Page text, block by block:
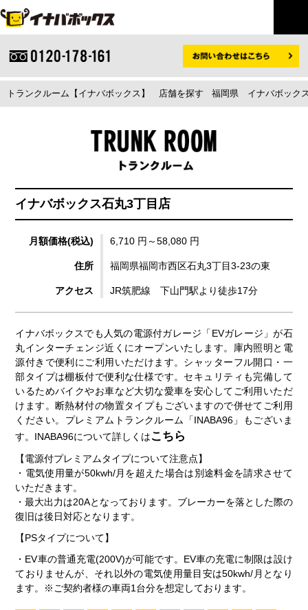
トランクルーム【イナバボックス】 店舗を探す 福岡県 イナバボック
イナバボックス石丸3丁目店
月額価格(税込) 6,710 円～58,080 円
住所 福岡県福岡市西区石丸3丁目3-23の東
アクセス JR筑肥線 下山門駅より徒歩17分
イナバボックスでも人気の電源付ガレージ「EVガレージ」が石
丸インターチェンジ近くにオープンいたします。庫内照明と電
源付きで便利にご利用いただけます。シャッターフル開口・一
部タイプは棚板付で便利な仕様です。セキュリティも完備して
いるためバイクやお車など大切な愛車を安心してご利用いただ
けます。断熱材付の物置タイプもございますので併せてご利用
ください。プレミアムトランクルーム「INABA96」もございま
す。INABA96について詳しくはこちら
【電源付プレミアムタイプについて注意点】
・電気使用量が50kwh/月を超えた場合は別途料金を請求させて
いただきます。
・最大出力は20Aとなっております。ブレーカーを落とした際の
復旧は後日対応となります。
【PSタイプについて】
・EV車の普通充電(200V)が可能です。EV車の充電に制限は設け
ておりませんが、それ以外の電気使用量目安は50kwh/月となり
ます。※ご契約者様の車両1台分を想定しております。